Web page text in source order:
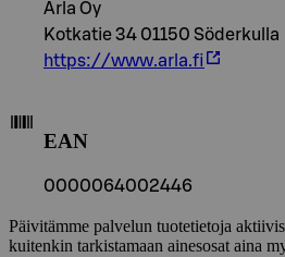
Arla Oy
Kotkatie 34 01150 Söderkulla
https://www.arla.fi
EAN
0000064002446
Päivitämme palvelun tuotetietoja
kuitenkin tarkistamaan ainesosat aina